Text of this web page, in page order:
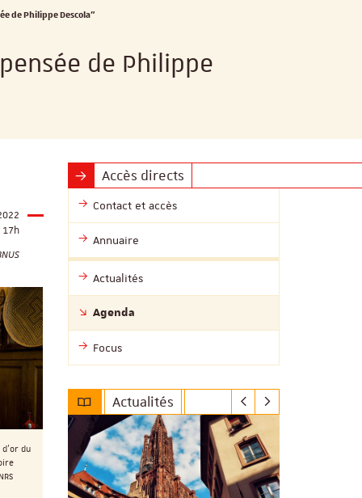
de Philippe Descola"
de Philippe
17h
d'or du
Accès directs
Contact et accès
Annuaire
Actualités
Agenda
Focus
Actualités